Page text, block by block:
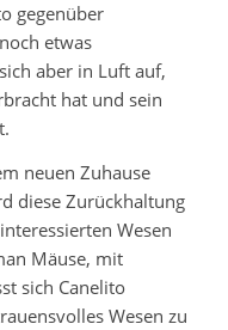
gegenüber
etwas
aber in Luft auf,
hat und sein
neuen Zuhause
diese Zurückhaltung
Wesen
Mäuse, mit
sich Canelito
Wesen zu